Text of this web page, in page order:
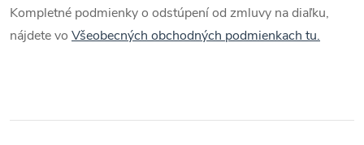
Kompletné podmienky o odstúpení od zmluvy na diaľku,
nájdete vo Všeobecných obchodných podmienkach tu.